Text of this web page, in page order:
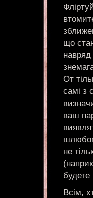
що
навряд
От
самі з
ваш
не
будете
Всім,